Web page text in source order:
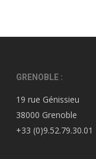
GRENOBLE :
19 rue Génissieu
38000 Grenoble
+33 (0)9.52.79.30.01